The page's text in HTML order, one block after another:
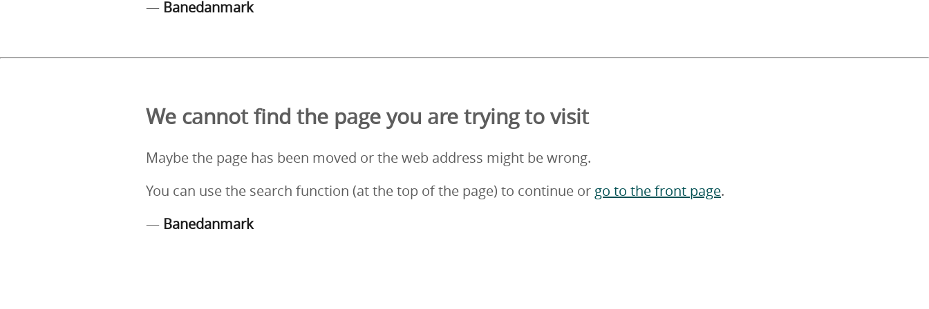
— Banedanmark
We cannot find the page you are trying to visit
Maybe the page has been moved or the web address might be wrong.
You can use the search function (at the top of the page) to continue or go to the front page.
— Banedanmark